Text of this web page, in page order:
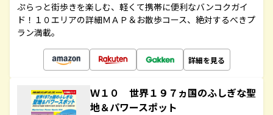
ぷらっと街歩きを楽しむ、軽くて携帯に便利なバンコクガイ
ド！１０エリアの詳細ＭＡＰ＆お散歩コース、絶対するべきプ
ラン満載。
詳細を見る
Ｗ１０ 世界１９７ヵ国のふしぎな聖
地＆パワースポット